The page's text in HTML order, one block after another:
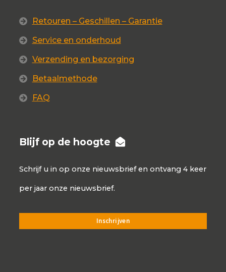
Retouren – Geschillen – Garantie
Service en onderhoud
Verzending en bezorging
Betaalmethode
FAQ
Blijf op de hoogte
Schrijf u in op onze nieuwsbrief en ontvang 4 keer
per jaar onze nieuwsbrief.